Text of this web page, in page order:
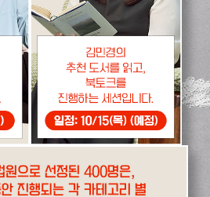
원으로 선정된 400명은,
진행되는 각 카테고리 별